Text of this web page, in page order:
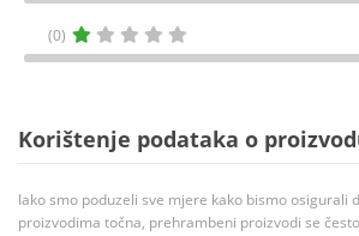
(0)
Korištenje podataka o
Iako smo poduzeli sve mjere kako bismo osigurali
proizvodima točna, prehrambeni proizvodi se